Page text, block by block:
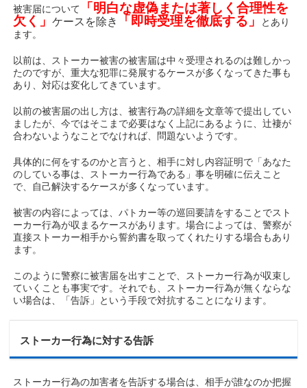
被害届について
「明白な虚偽または著しく合理性を
欠く」ケースを除き 「即時受理を徹底する」
とあり
ます。
以前は、ストーカー被害の被害届は中々受理されるのは難しかっ
たのですが、重大な犯罪に発展するケースが多くなってきた事も
あり、対応は変化してきています。
以前の被害届の出し方は、被害行為の詳細を文章等で提出してい
ましたが、今ではそこまで必要はなく上記にあるように、辻褄が
合わないようなことでなければ、問題ないようです。
具体的に何をするのかと言うと、相手に対し内容証明で「あなた
のしている事は、ストーカー行為である」事を明確に伝えこと
で、自己解決するケースが多くなっています。
被害の内容によっては、パトカー等の巡回要請をすることでスト
ーカー行為が収まるケースがあります。場合によっては、警察が
直接ストーカー相手から誓約書を取ってくれたりする場合もあり
ます。
このように警察に被害届を出すことで、ストーカー行為が収束し
ていくことも事実です。それでも、ストーカー行為が無くならな
い場合は、「告訴」という手段で対抗することになります。
ストーカー行為に対する告訴
ストーカー行為の加害者を告訴する場合は、相手が誰なのか把握